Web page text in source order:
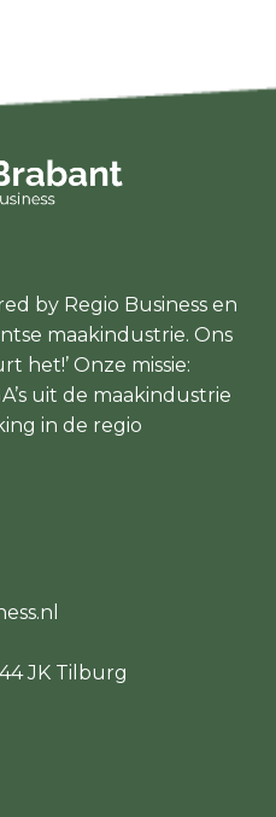
by Regio Business en
maakindustrie. Ons
het!’ Onze missie:
uit de maakindustrie
in de regio
JK Tilburg